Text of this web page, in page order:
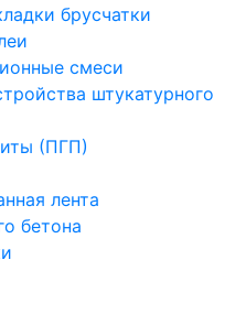
брусчатки
смеси
штукатурного
(ПГП)
лента
бетона